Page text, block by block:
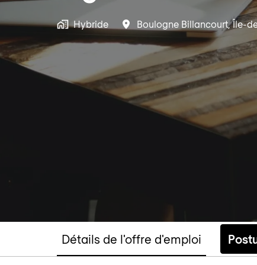
Hybride Boulogne Billancourt, Île-
Détails de l'offre d'emploi